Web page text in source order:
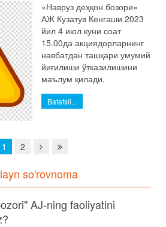
«Навруз деҳқон бозори»
АЖ Кузатув Кенгаши 2023
йил 4 июл куни соат
15.00да акциядорларнинг
навбатдан ташқари умумий
йиғилиши ўтказилишини
маълум қилади.
Batafsil...
1 2
so'rovnoma
AJ-ning faoliyatini